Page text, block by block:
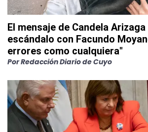
El mensaje de Candela
escándalo con Facundo
errores como cualquiera"
PorRedacción Diario de Cuyo